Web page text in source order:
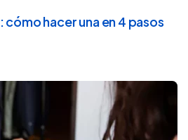
hacer una en 4 pasos